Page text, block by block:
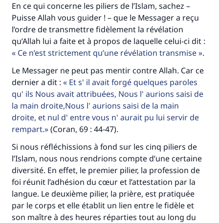
En ce qui concerne les piliers de l’Islam, sachez –
Puisse Allah vous guider ! – que le Messager a reçu
l’ordre de transmettre fidèlement la révélation
qu’Allah lui a faite et à propos de laquelle celui-ci dit :
Ce n’est strictement qu’une révélation transmise .
Le Messager ne peut pas mentir contre Allah. Car ce
dernier a dit :
Et s' il avait forgé quelques paroles
qu' ils Nous avait attribuées, Nous l' aurions saisi de
la main droite,Nous l' aurions saisi de la main
droite, et nul d' entre vous n' aurait pu lui servir de
rempart. (Coran, 69 : 44-47).
Si nous réfléchissions à fond sur les cinq piliers de
l’Islam, nous nous rendrions compte d’une certaine
diversité. En effet, le premier pilier, la profession de
foi réunit l’adhésion du cœur et l’attestation par la
langue. Le deuxième pilier, la prière, est pratiquée
par le corps et elle établit un lien entre le fidèle et
son maître à des heures réparties tout au long du
Faites une différence dans la vie de
millions de personnes grâce à votre
contribution
Aidez nous à apporter des réponses.